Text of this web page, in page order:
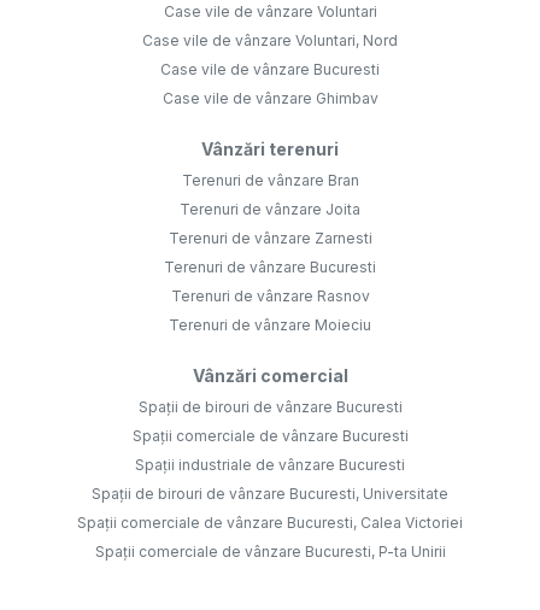
Case vile de vânzare Voluntari
Case vile de vânzare Voluntari, Nord
Case vile de vânzare Bucuresti
Case vile de vânzare Ghimbav
Vânzări terenuri
Terenuri de vânzare Bran
Terenuri de vânzare Joita
Terenuri de vânzare Zarnesti
Terenuri de vânzare Bucuresti
Terenuri de vânzare Rasnov
Terenuri de vânzare Moieciu
Vânzări comercial
Spații de birouri de vânzare Bucuresti
Spații comerciale de vânzare Bucuresti
Spații industriale de vânzare Bucuresti
Spații de birouri de vânzare Bucuresti, Universitate
Spații comerciale de vânzare Bucuresti, Calea Victoriei
Spații comerciale de vânzare Bucuresti, P-ta Unirii